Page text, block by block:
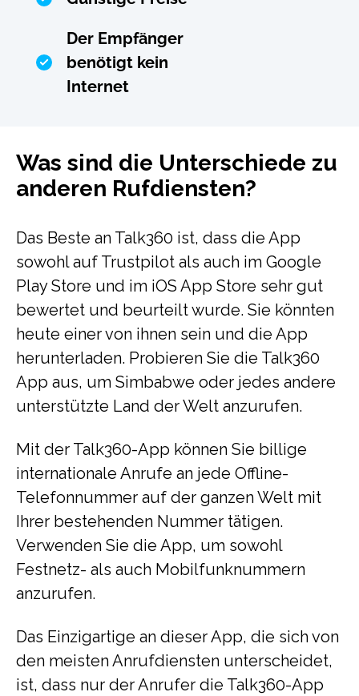
Der Empfänger
benötigt kein
Internet
Was sind die Unterschiede zu
anderen Rufdiensten?
Das Beste an Talk360 ist, dass die App
sowohl auf Trustpilot als auch im Google
Play Store und im iOS App Store sehr gut
bewertet und beurteilt wurde. Sie könnten
heute einer von ihnen sein und die App
herunterladen. Probieren Sie die Talk360
App aus, um Simbabwe oder jedes andere
unterstützte Land der Welt anzurufen.
Mit der Talk360-App können Sie billige
internationale Anrufe an jede Offline-
Telefonnummer auf der ganzen Welt mit
Ihrer bestehenden Nummer tätigen.
Verwenden Sie die App, um sowohl
Festnetz- als auch Mobilfunknummern
anzurufen.
Das Einzigartige an dieser App, die sich von
den meisten Anrufdiensten unterscheidet,
ist, dass nur der Anrufer die Talk360-App